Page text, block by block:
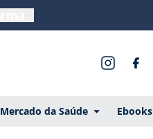
Mercado da Saúde Ebooks